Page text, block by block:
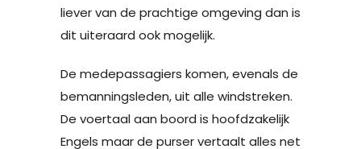
liever van de prachtige omgeving dan is
dit uiteraard ook mogelijk.
De medepassagiers komen, evenals de
bemanningsleden, uit alle windstreken.
De voertaal aan boord is hoofdzakelijk
Engels maar de purser vertaalt alles net